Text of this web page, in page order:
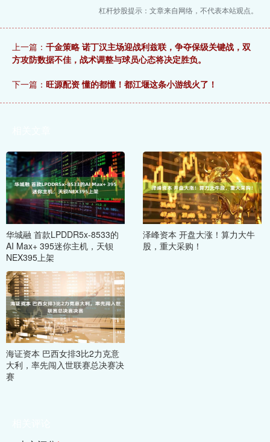
杠杆炒股提示：文章来自网络，不代表本站观点。
上一篇： 千金策略 诺丁汉主场迎战利兹联，争夺保级关键战，双
方攻防数据不佳，战术调整与球员心态将决定胜负。
下一篇： 旺源配资 懂的都懂！都江堰这条小游线火了！
华城融 首款LPDDR5x-8533的
AI Max+ 395迷你主机，天钡
NEX395上架
泽峰资本 开盘大涨！算力大牛
股，重大采购！
海证资本 巴西女排3比2力克意
大利，率先闯入世联赛总决赛决
赛